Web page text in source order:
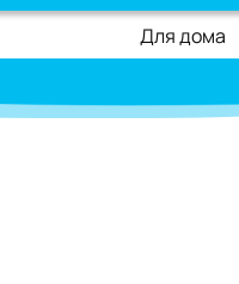
Для дома